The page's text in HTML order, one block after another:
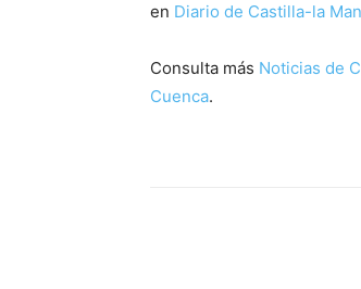
en Diario de Castilla-la
Consulta más Noticias de
Cuenca.